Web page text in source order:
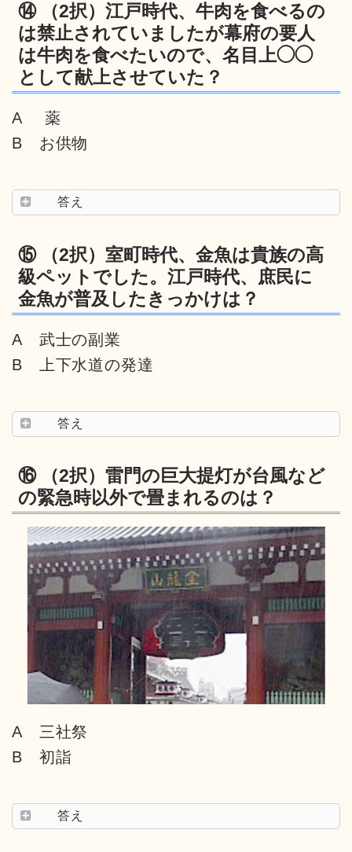
⑭ （2択）江戸時代、牛肉を食べるの
は禁止されていましたが幕府の要人
は牛肉を食べたいので、名目上◯◯
として献上させていた？
A 薬
B お供物
答え
⑮ （2択）室町時代、金魚は貴族の高
級ペットでした。江戸時代、庶民に
金魚が普及したきっかけは？
A 武士の副業
B 上下水道の発達
答え
⑯ （2択）雷門の巨大提灯が台風など
の緊急時以外で畳まれるのは？
A 三社祭
B 初詣
答え